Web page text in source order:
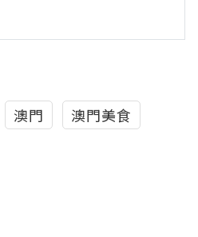
澳門
澳門美食